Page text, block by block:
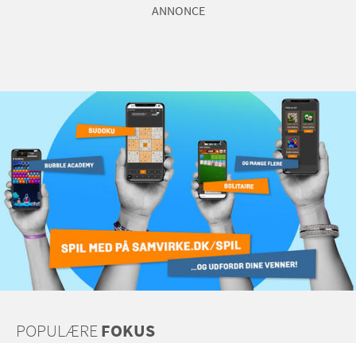
ANNONCE
POPULÆREFOKUS